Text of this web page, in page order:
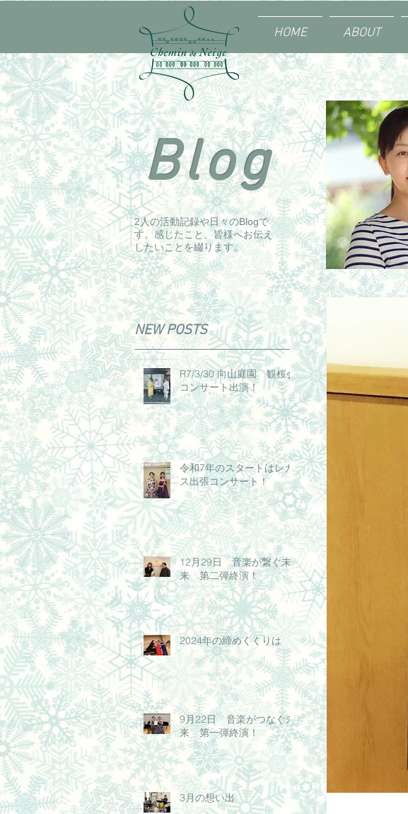
HOME ABOUT
Blog
2人の活動記録や日々のBlogで
す。感じたこと、皆様へお伝え
したいことを綴ります。
NEW POSTS
R7/3/30 向山庭園 観桜会
コンサート出演！
令和7年のスタートはレガ
ス出張コンサート！
12月29日 音楽が繋ぐ未
来 第二弾終演！
2024年の締めくくりは
9月22日 音楽がつなぐ未
来 第一弾終演！
3月の想い出